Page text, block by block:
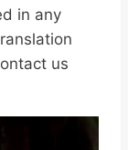
in any
us